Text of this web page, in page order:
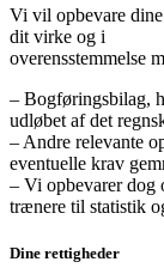
Vi vil opbevare
dit virke og i
overensstemmelse
– Bogføringsbilag,
udløbet af det
– Andre relevante
eventuelle krav
– Vi opbevarer dog
trænere til statistik
Dine rettigheder